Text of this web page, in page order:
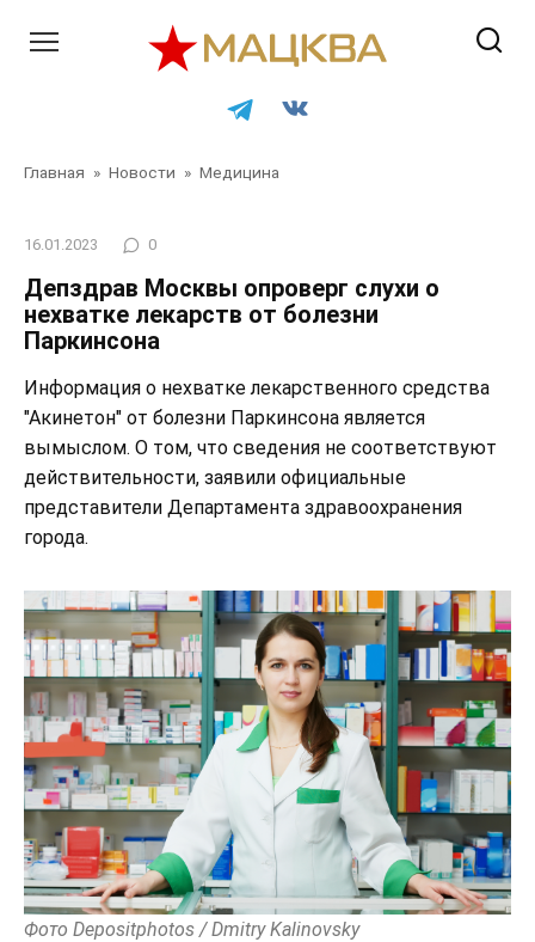
Главная » Новости » Медицина
16.01.2023 0
Депздрав Москвы опроверг слухи о
нехватке лекарств от болезни
Паркинсона
Информация о нехватке лекарственного средства
"Акинетон" от болезни Паркинсона является
вымыслом. О том, что сведения не соответствуют
действительности, заявили официальные
представители Департамента здравоохранения
города.
Фото Depositphotos / Dmitry Kalinovsky